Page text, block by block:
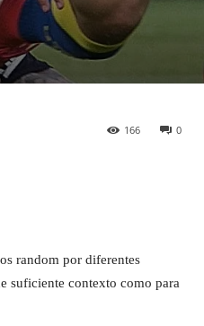
0
166
random por diferentes
suficiente contexto como para